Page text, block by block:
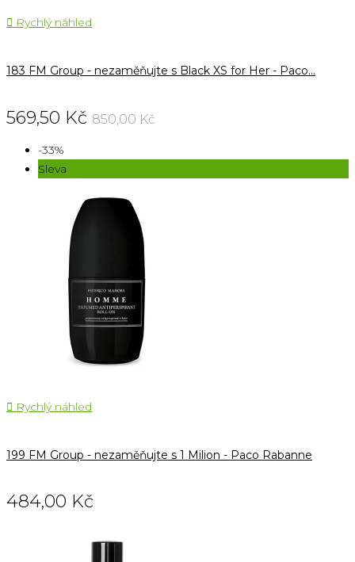
 Rychlý náhled
183 FM Group - nezaměňujte s Black XS for Her - Paco...
569,50 Kč 850,00 Kč
-33%
Sleva
 Rychlý náhled
199 FM Group - nezaměňujte s 1 Milion - Paco Rabanne
484,00 Kč